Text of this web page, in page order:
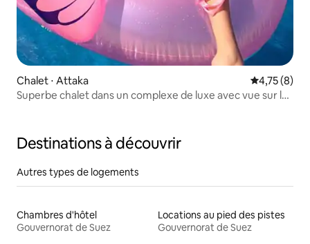
Chalet ⋅ Attaka Évaluation
4,75 (8)
Superbe chalet dans un complexe de luxe avec vue sur la
Destinations à découvrir
Autres types de logements
Chambres d'hôtel
Gouvernorat de Suez
Locations au pied des pistes
Gouvernorat de Suez